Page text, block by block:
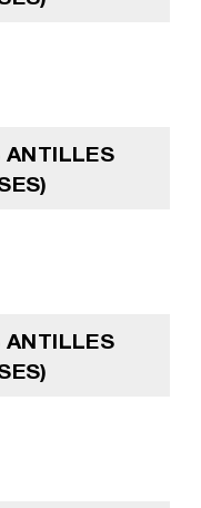
ANTILLES
ANTILLES